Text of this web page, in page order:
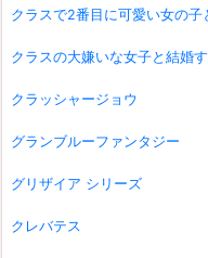
クラスで2番目に可愛い女の子
クラスの大嫌いな女子と結婚
クラッシャージョウ
グランブルーファンタジー
グリザイア シリーズ
クレバテス